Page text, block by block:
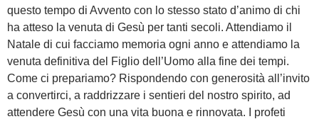
questo tempo di Avvento con lo stesso stato d’animo di chi
ha atteso la venuta di Gesù per tanti secoli. Attendiamo il
Natale di cui facciamo memoria ogni anno e attendiamo la
venuta definitiva del Figlio dell’Uomo alla fine dei tempi.
Come ci prepariamo? Rispondendo con generosità all’invito
a convertirci, a raddrizzare i sentieri del nostro spirito, ad
attendere Gesù con una vita buona e rinnovata. I profeti